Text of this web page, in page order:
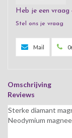
Heb je een
Stel ons je vraag
Mail
Omschrijving
Reviews
Sterke diamant
Neodymium